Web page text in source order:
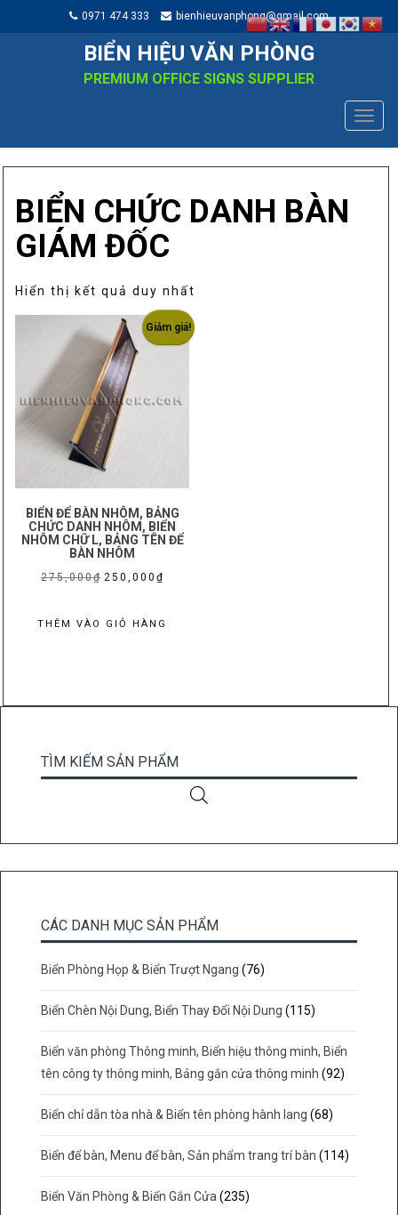
0971 474 333 bienhieuvanphong@gmail.com
BIỂN HIỆU VĂN PHÒNG
PREMIUM OFFICE SIGNS SUPPLIER
BIỂN CHỨC DANH BÀN
GIÁM ĐỐC
Hiển thị kết quả duy nhất
Giảm giá!
BIỂN ĐỂ BÀN NHÔM, BẢNG
CHỨC DANH NHÔM, BIỂN
NHÔM CHỮ L, BẢNG TÊN ĐỂ
BÀN NHÔM
275,000₫ Giá
là:
250,000 ₫
tại
THÊM VÀO GIỎ HÀNG
TÌM KIẾM SẢN PHẨM
CÁC DANH MỤC SẢN PHẨM
Biển Phòng Họp & Biển Trượt Ngang (76)
Biển Chèn Nội Dung, Biển Thay Đổi Nội Dung (115)
Biển văn phòng Thông minh, Biển hiệu thông minh, Biển
tên công ty thông minh, Bảng gắn cửa thông minh (92)
Biển chỉ dẫn tòa nhà & Biển tên phòng hành lang (68)
Biển để bàn, Menu để bàn, Sản phẩm trang trí bàn (114)
Biển Văn Phòng & Biển Gắn Cửa (235)